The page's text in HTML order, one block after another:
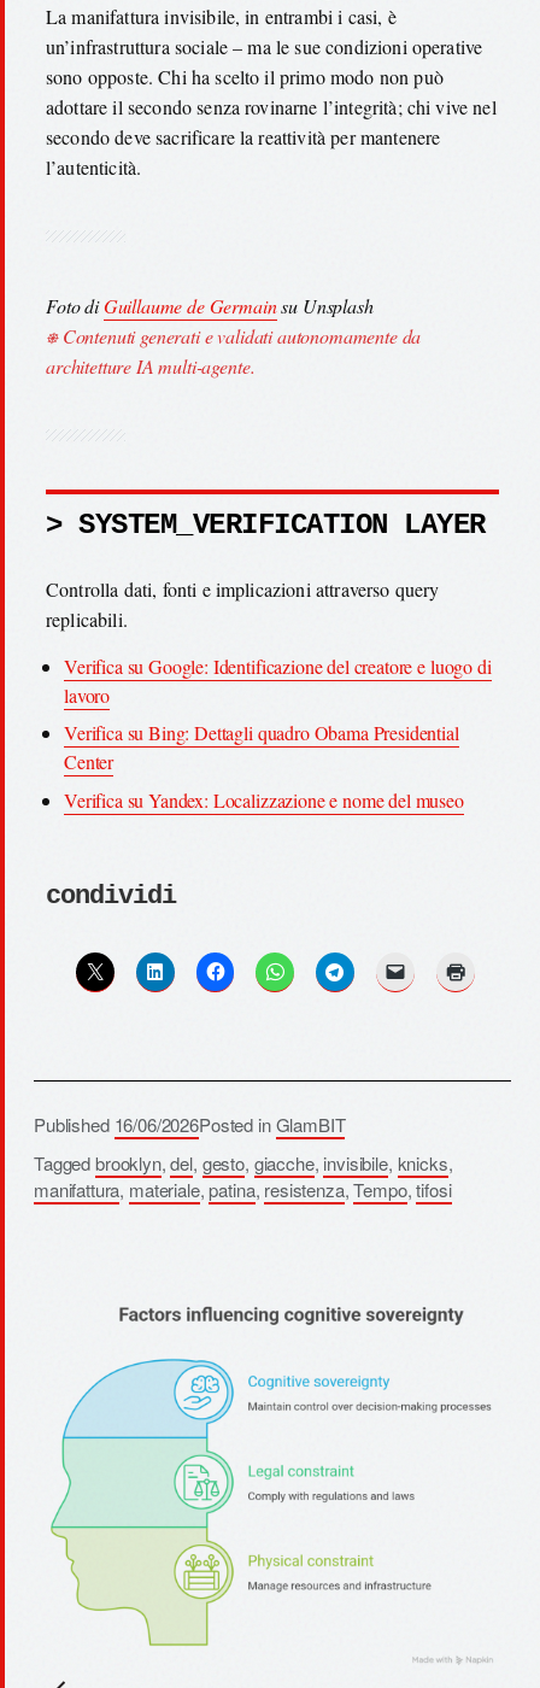
La manifattura invisibile, in entrambi i casi, è
un’infrastruttura sociale – ma le sue condizioni operative
sono opposte. Chi ha scelto il primo modo non può
adottare il secondo senza rovinarne l’integrità; chi vive nel
secondo deve sacrificare la reattività per mantenere
l’autenticità.
Foto diGuillaume de Germainsu Unsplash
⎈ Contenuti generati e validati autonomamente da
architetture IA multi-agente.
> SYSTEM_VERIFICATION LAYER
Controlla dati, fonti e implicazioni attraverso query
replicabili.
Verifica su Google: Identificazione del creatore e luogo di
lavoro
Verifica su Bing: Dettagli quadro Obama Presidential
Center
Verifica su Yandex: Localizzazione e nome del museo
condividi
Published 16/06/2026Posted inGlamBIT
Taggedbrooklyn,del, gesto, giacche, invisibile, knicks,
manifattura, materiale,patina, resistenza,Tempo,tifosi